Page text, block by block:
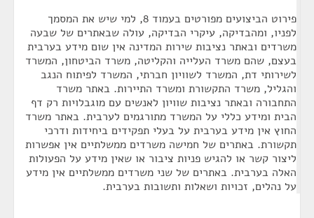
פירוט הביצועים מפורטים בעמוד 8, למי שיש את המסמך
לפניו, ומהבדיקה, עיקרי הבדיקה, עולה שבאתרים של שבעה
משרדים ובאתר נציבות שירות המדינה אין שום מידע בערבית
בעצם, שהם משרד העלייה והקליטה, משרד הביטחון, המשרד
לשירותי דת, המשרד לשוויון חברתי, המשרד לפיתוח הנגב
והגליל, משרד התקשורת ומשרד התיירות. באתר משרד
התחבורה ובאתר נציבות שוויון לאנשים עם מוגבלויות רק דף
הבית ומידע כללי על המשרד מתורגמים לערבית. באתר משרד
החוץ אין מידע בערבית על בעלי תפקידים ביחידות ודרכי
תקשורת. באתרים של חמישה משרדים ממשלתיים אין אפשרות
ליצור קשר או להגיש פניות ציבור או שאין מידע על הפעולות
האלה בערבית. באתרים של שני משרדים ממשלתיים אין מידע
על נהלים, זכויות ושאלות ותשובות בערבית.